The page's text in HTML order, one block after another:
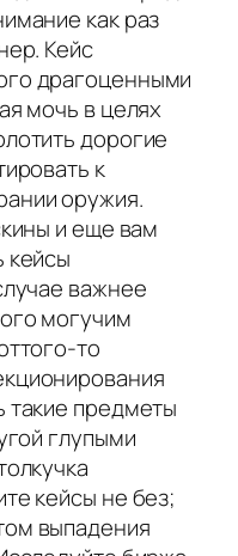
как раз
Кейс
драгоценными
мочь в целях
дорогие
к
оружия.
и еще вам
кейсы
важнее
могучим
то
такие предметы
глупыми
кейсы не без;
выпадения